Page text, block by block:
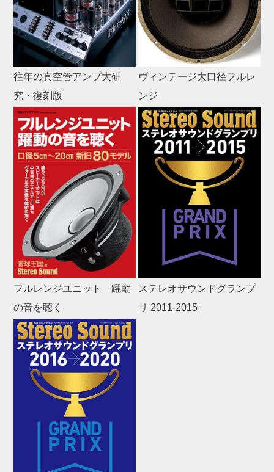
往年の真空管アンプ大研
究・復刻版
ヴィンテージ大口径フルレ
ンジ
フルレンジユニット 躍動
の音を聴く
ステレオサウンドグランプ
リ 2011-2015